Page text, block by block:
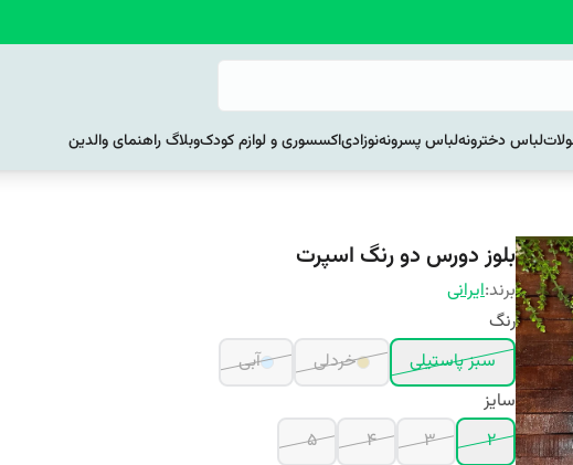
لباس دخترونهلباس پسرونهنوزادیاکسسوری و لوازم کودکوبلاگ راهنمای والدین
بلوز دورس دو رنگ اسپرت
برند:ایرانی
رنگ
سبز پاستیلی
خردلی
آبی
سایز
2
3
4
5